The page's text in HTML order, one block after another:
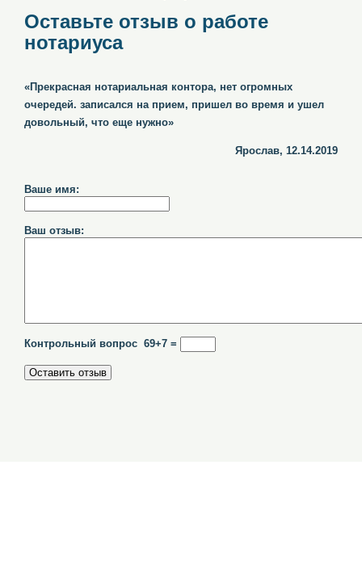
Оставьте отзыв о работе
нотариуса
«Прекрасная нотариальная контора, нет огромных
очередей. записался на прием, пришел во время и ушел
довольный, что еще нужно»
Ярослав, 12.14.2019
Ваше имя:
Ваш отзыв:
Контрольный вопрос 69+7 =